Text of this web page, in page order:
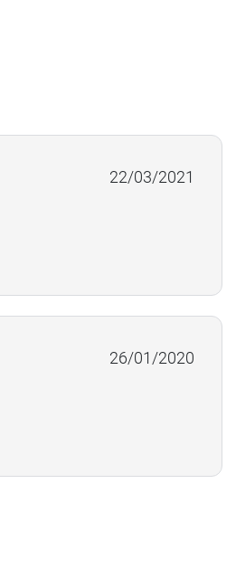
22/03/2021
26/01/2020